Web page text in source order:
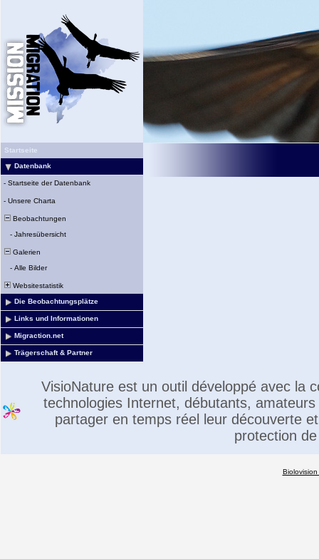
Startseite
Datenbank
- Startseite der Datenbank
- Unsere Charta
Beobachtungen
- Jahresübersicht
Galerien
- Alle Bilder
Websitestatistik
Die Beobachtungsplätze
Links und Informationen
Migraction.net
Trägerschaft & Partner
VisioNature est un outil développé avec la
technologies Internet, débutants,
partager en temps réel leur découverte
protection
Biolovision